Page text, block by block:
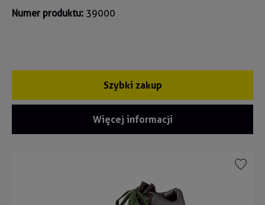
Numer produktu: 39000
Szybki zakup
Więcej informacji